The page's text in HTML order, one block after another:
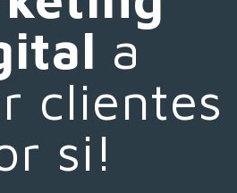
a
clientes
si!